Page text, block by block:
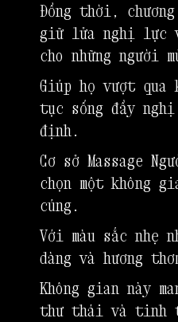
Đồng thời,
giữ lửa nghị lực
cho những người
Giúp họ vượt qua
tục sống đầy
định.
Cơ sở Massage
chọn một không
cúng.
Với màu sắc nhẹ
dàng và hương
Không gian này
thư thái và tinh